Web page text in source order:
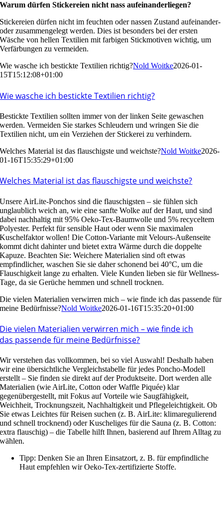
Warum dürfen Stickereien nicht nass aufeinanderliegen?
Stickereien dürfen nicht im feuchten oder nassen Zustand aufeinander-
oder zusammengelegt werden. Dies ist besonders bei der ersten
Wäsche von hellen Textilien mit farbigen Stickmotiven wichtig, um
Verfärbungen zu vermeiden.
Wie wasche ich bestickte Textilien richtig?Nold Woitke2026-01-
15T15:12:08+01:00
Wie wasche ich bestickte Textilien richtig?
Bestickte Textilien sollten immer von der linken Seite gewaschen
werden. Vermeiden Sie starkes Schleudern und wringen Sie die
Textilien nicht, um ein Verziehen der Stickerei zu verhindern.
Welches Material ist das flauschigste und weichste?Nold Woitke2026-
01-16T15:35:29+01:00
Welches Material ist das flauschigste und weichste?
Unsere AirLite-Ponchos sind die flauschigsten – sie fühlen sich
unglaublich weich an, wie eine sanfte Wolke auf der Haut, und sind
dabei nachhaltig mit 95% Oeko-Tex-Baumwolle und 5% recyceltem
Polyester. Perfekt für sensible Haut oder wenn Sie maximalen
Kuschelfaktor wollen! Die Cotton-Variante mit Velours-Außenseite
kommt dicht dahinter und bietet extra Wärme durch die doppelte
Kapuze. Beachten Sie: Weichere Materialien sind oft etwas
empfindlicher, waschen Sie sie daher schonend bei 40°C, um die
Flauschigkeit lange zu erhalten. Viele Kunden lieben sie für Wellness-
Tage, da sie Gerüche hemmen und schnell trocknen.
Die vielen Materialien verwirren mich – wie finde ich das passende für
meine Bedürfnisse?Nold Woitke2026-01-16T15:35:20+01:00
Die vielen Materialien verwirren mich – wie finde ich
das passende für meine Bedürfnisse?
Wir verstehen das vollkommen, bei so viel Auswahl! Deshalb haben
wir eine übersichtliche Vergleichstabelle für jedes Poncho-Modell
erstellt – Sie finden sie direkt auf der Produktseite. Dort werden alle
Materialien (wie AirLite, Cotton oder Waffle Piquée) klar
gegenübergestellt, mit Fokus auf Vorteile wie Saugfähigkeit,
Weichheit, Trocknungszeit, Nachhaltigkeit und Pflegeleichtigkeit. Ob
Sie etwas Leichtes für Reisen suchen (z. B. AirLite: klimaregulierend
und schnell trocknend) oder Kuscheliges für die Sauna (z. B. Cotton:
extra flauschig) – die Tabelle hilft Ihnen, basierend auf Ihrem Alltag zu
wählen.
Tipp: Denken Sie an Ihren Einsatzort, z. B. für empfindliche
Haut empfehlen wir Oeko-Tex-zertifizierte Stoffe.